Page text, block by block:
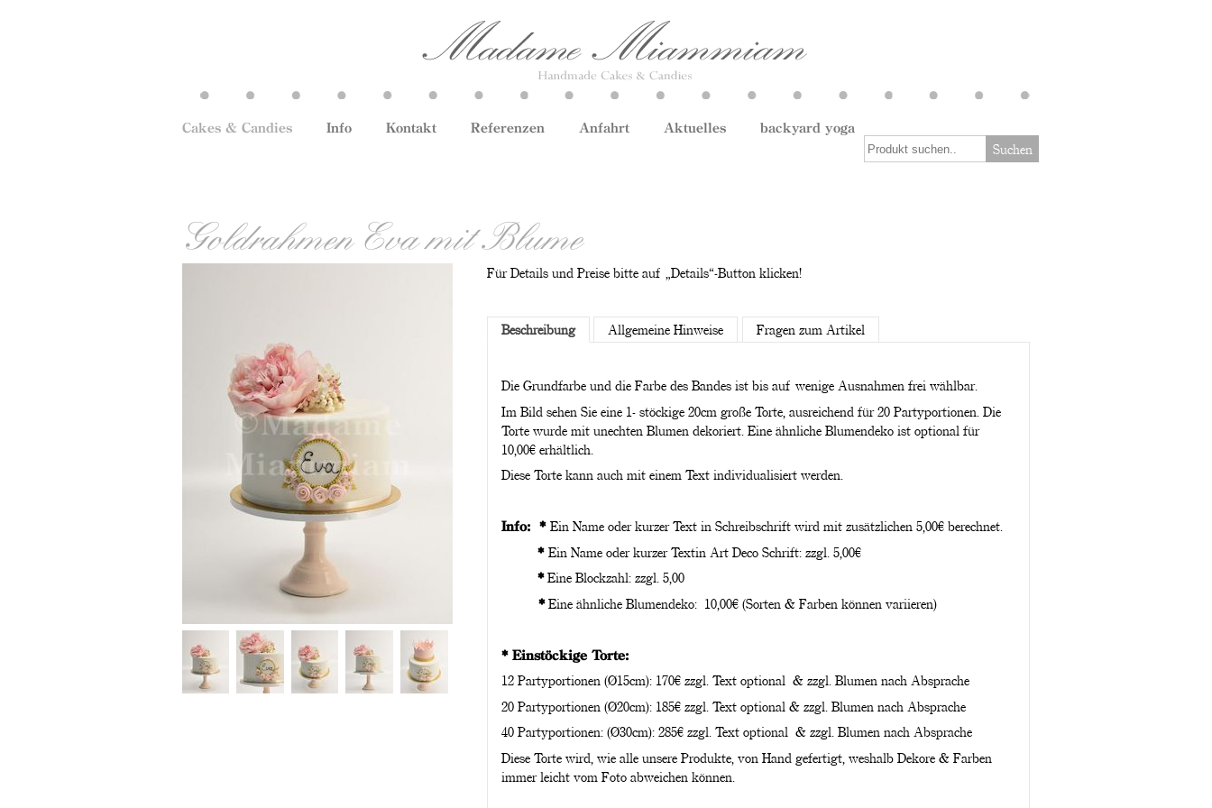
Cakes & Candies Info Kontakt Referenzen Anfahrt Aktuelles
backyard yoga
Suchen
Goldrahmen Eva mit Blume
Für Details und Preise bitte auf „Details“-Button klicken!
Beschreibung Allgemeine Hinweise Fragen zum Artikel
Die Grundfarbe und die Farbe des Bandes ist bis auf wenige Ausnahmen frei wählbar.
Im Bild sehen Sie eine 1- stöckige 20cm große Torte, ausreichend für 20 Partyportionen. Die
Torte wurde mit unechten Blumen dekoriert. Eine ähnliche Blumendeko ist optional für
10,00€ erhältlich.
Diese Torte kann auch mit einem Text individualisiert werden.
Info: * Ein Name oder kurzer Text in Schreibschrift wird mit zusätzlichen 5,00€ berechnet.
* Ein Name oder kurzer Textin Art Deco Schrift: zzgl. 5,00€
*Eine Blockzahl: zzgl. 5,00
*Eine ähnliche Blumendeko: 10,00€ (Sorten & Farben können variieren)
* Einstöckige Torte:
12 Partyportionen (Ø15cm): 170€ zzgl. Text optional & zzgl. Blumen nach Absprache
20 Partyportionen (Ø20cm): 185€ zzgl. Text optional & zzgl. Blumen nach Absprache
40 Partyportionen: (Ø30cm): 285€ zzgl. Text optional & zzgl. Blumen nach Absprache
Diese Torte wird, wie alle unsere Produkte, von Hand gefertigt, weshalb Dekore & Farben
immer leicht vom Foto abweichen können.